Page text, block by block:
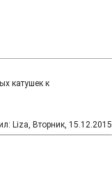
катушек к
: Liza, Вторник, 15.12.2015